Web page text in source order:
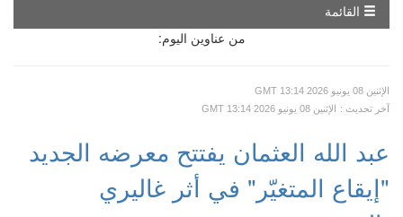
القائمة
من عناوين اليوم:
GMT الإثنين 08 يونيو 2026 13:14
GMT الإثنين 08 يونيو 2026 13:14
: آخر تحديث
عبد الله العثمان يفتتح معرضه الجديد
"إيقاع المتغيّر" في أثر غاليري